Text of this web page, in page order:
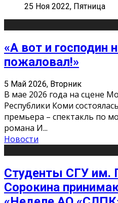
25 Ноя 2022, Пятница
«А вот и господин
пожаловал!»
5 Май 2026, Вторник
В мае 2026 года на сцене
Республики Коми
премьера – спектакль по
романа И...
Новости
Студенты СГУ им.
Сорокина